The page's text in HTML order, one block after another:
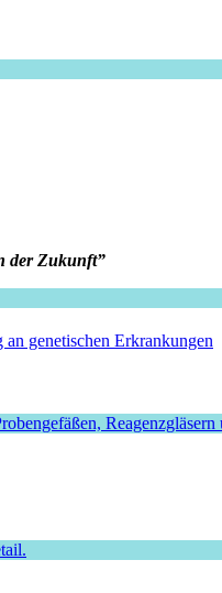
der Zukunft”
genetischen Erkrankungen